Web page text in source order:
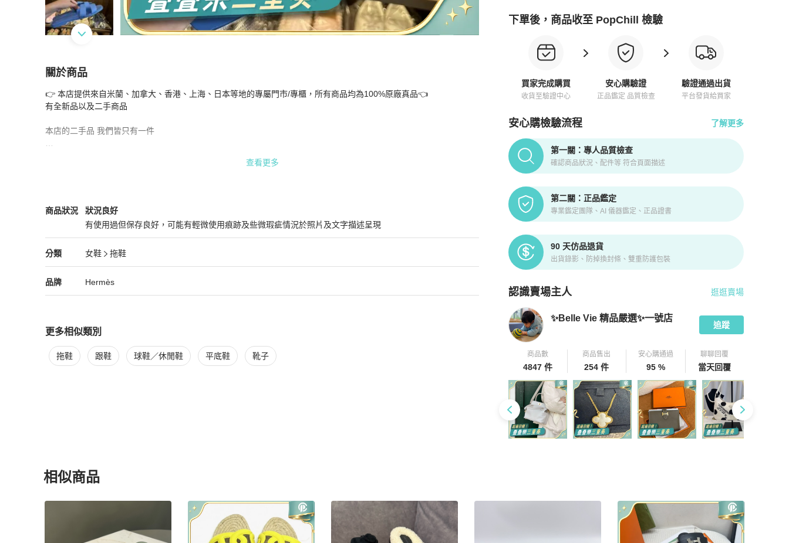
下單後，商品收至 PopChill 檢驗
買家完成購買
收貨至驗證中心
安心購驗證
正品鑑定 品質檢查
驗證通過出貨
平台發貨給買家
安心購檢驗流程 了解更多
PopChill拍拍圈正品驗證、安心購檢驗流程介紹
第一關：專人品質檢查
確認商品狀況、配件等 符合頁面描述
第二關：正品鑑定
專業鑑定團隊、AI 儀器鑑定、正品證書
90 天仿品退貨
出貨錄影、防掉換封條、雙重防護包裝
認識賣場主人
PopChill 拍拍圈嚴選賣家 ✨Belle Vie 精品嚴選✨一號店介紹
逛逛賣場
✨Belle Vie 精品嚴選✨一號店
追蹤
商品數
4847 件
商品售出
254 件
安心購通過
95 %
聊聊回覆
當天回覆
關於商品
關於HERMES 拖鞋 矢車菊色 很顯白 配件塵袋商品詳情與購買須知
👉 本店提供來自米蘭、加拿大、香港、上海、日本等地的專屬門市/專櫃，所有商品均為100%原廠真品👈
有全新品以及二手商品
本店的二手品 我們皆只有一件
支持零卡分期  歡迎詢問
如果是二手品售出不退
下單前請先確認好尺寸唷
查看更多
商品狀況
Hermès女鞋商品狀態與細節
狀況良好
有使用過但保存良好，可能有輕微使用痕跡及些微瑕疵情況於照片及文字描述呈現
狀況良好
分類
Hermès 女鞋分類資訊
女鞋
拖鞋
女鞋/拖鞋推薦
品牌
Hermès 精品女鞋品牌介紹
Hermès
Hermès 推薦清單
更多相似類別
更多Hermès女鞋 相似商品推薦
拖鞋 跟鞋 球鞋／休閒鞋 平底鞋 靴子
相似商品
更多相似Hermès女鞋推薦精品